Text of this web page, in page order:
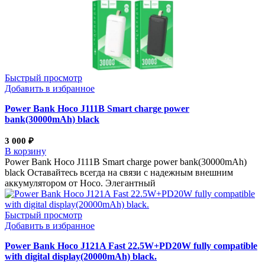
Быстрый просмотр
Добавить в избранное
Power Bank Hoco J111B Smart charge power
bank(30000mAh) black
3 000 ₽
В корзину
Power Bank Hoco J111B Smart charge power bank(30000mAh)
black Оставайтесь всегда на связи с надежным внешним
аккумулятором от Hoco. Элегантный
Быстрый просмотр
Добавить в избранное
Power Bank Hoco J121A Fast 22.5W+PD20W fully compatible
with digital display(20000mAh) black.